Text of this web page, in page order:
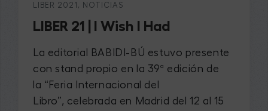
LIBER 2021 , NOTICIAS
LIBER 21 | I Wish I Had
La editorial BABIDI-BÚ estuvo presente
con stand propio en la 39ª edición de
la “Feria Internacional del
Libro”, celebrada en Madrid del 12 al 15